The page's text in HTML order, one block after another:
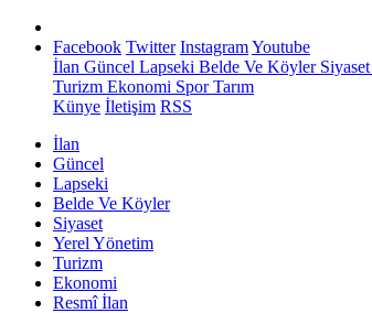
Facebook Twitter InstagramYoutube
İlan Güncel Lapseki Belde Ve KöylerSiyaset
Turizm Ekonomi SporTarım
Künye İletişim RSS
İlan
Güncel
Lapseki
Belde Ve Köyler
Siyaset
Yerel Yönetim
Turizm
Ekonomi
Resmî İlan